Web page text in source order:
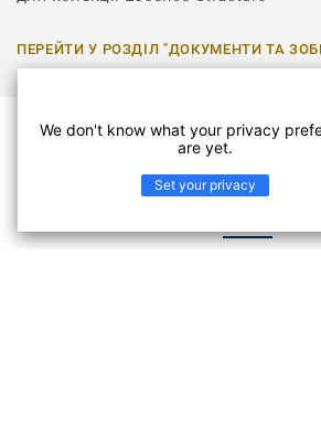
ПЕРЕЙТИ У РОЗДІЛ "ДОКУМЕНТИ ТА
Колекція
We don't know what your privacy
are yet.
Set your privacy